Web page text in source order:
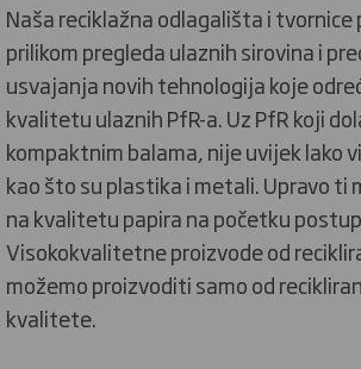
Naša reciklažna odlagališta i tvornice
prilikom pregleda ulaznih sirovina i
usvajanja novih tehnologija koje
kvalitetu ulaznih PfR-a. Uz PfR koji
kompaktnim balama, nije uvijek lako
kao što su plastika i metali. Upravo ti
na kvalitetu papira na početku
Visokokvalitetne proizvode od
možemo proizvoditi samo od
kvalitete.